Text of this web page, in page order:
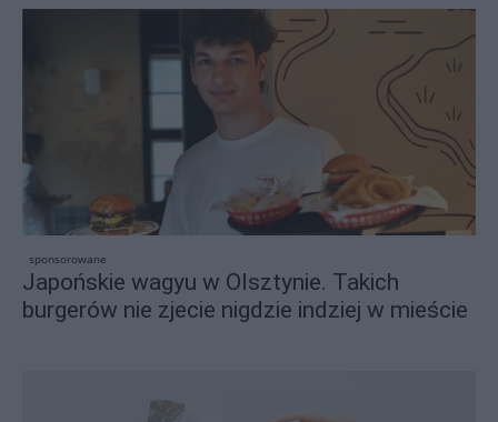
sponsorowane
Japońskie wagyu w Olsztynie. Takich
burgerów nie zjecie nigdzie indziej w mieście